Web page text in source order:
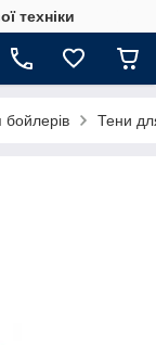
техніки
Тени